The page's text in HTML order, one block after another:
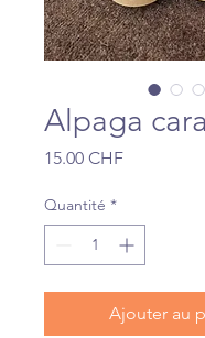
Alpaga
15.00 CHFPrix
Quantité *
Ajouter au